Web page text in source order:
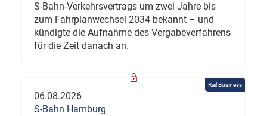
S-Bahn-Verkehrsvertrags um zwei Jahre bis
zum Fahrplanwechsel 2034 bekannt – und
kündigte die Aufnahme des Vergabeverfahrens
für die Zeit danach an.
Rail Business
06.08.2026
S-Bahn Hamburg